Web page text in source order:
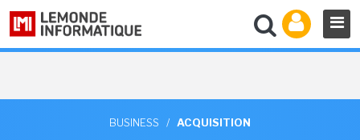
BUSINESS / ACQUISITION